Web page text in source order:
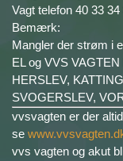
Vagt telefon 40 33
Bemærk:
Mangler der strøm i
EL og VVS
HERSLEV,
SVOGERSLEV,
vvsvagten er der
se
vvs vagten og akut